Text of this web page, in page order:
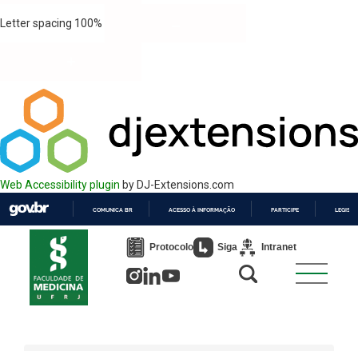
Letter spacing 100%
Web Accessibility plugin by DJ-Extensions.com
PARA
COMUNICA BR ACESSO À INFORMAÇÃO PARTICIPE
Protocolo Siga Intranet